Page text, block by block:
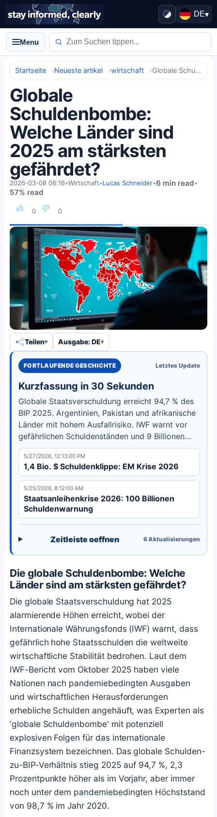
DE▾
Menu
Startseite Neueste artikel wirtschaft Globale Schuldenbombe: Welche Länder sind 2025 am stärksten gefährdet?
Globale
Schuldenbombe:
Welche Länder sind
2025 am stärksten
gefährdet?
0 0
2026-03-08 06:16•Wirtschaft•Lucas Schneider•6 min read•
57% read
Teilen Ausgabe: DE
FORTLAUFENDE GESCHICHTE Letztes Update
Kurzfassung in 30 Sekunden
Globale Staatsverschuldung erreicht 94,7 % des
BIP 2025. Argentinien, Pakistan und afrikanische
Länder mit hohem Ausfallrisiko. IWF warnt vor
gefährlichen Schuldenständen und 9 Billionen
Dollar Refinanzierungsherausforderungen.
Erfahren Sie, welche Länder vor unmittelbaren
Staatsschuldenkrisen stehen.
5/27/2026, 12:13:00 PM
1,4 Bio. $ Schuldenklippe: EM Krise 2026
5/25/2026, 8:12:00 AM
Staatsanleihenkrise 2026: 100 Billionen
Schuldenwarnung
Zeitleiste oeffnen 6Aktualisierungen
Die globale Schuldenbombe: Welche
Länder sind am stärksten gefährdet?
Die globale Staatsverschuldung hat 2025
alarmierende Höhen erreicht, wobei der
Internationale Währungsfonds (IWF) warnt, dass
gefährlich hohe Staatsschulden die weltweite
wirtschaftliche Stabilität bedrohen. Laut dem
IWF-Bericht vom Oktober 2025 haben viele
Nationen nach pandemiebedingten Ausgaben
und wirtschaftlichen Herausforderungen
erhebliche Schulden angehäuft, was Experten als
'globale Schuldenbombe' mit potenziell
explosiven Folgen für das internationale
Finanzsystem bezeichnen. Das globale Schulden-
zu-BIP-Verhältnis stieg 2025 auf 94,7 %, 2,3
Prozentpunkte höher als im Vorjahr, aber immer
noch unter dem pandemiebedingten Höchststand
von 98,7 % im Jahr 2020.